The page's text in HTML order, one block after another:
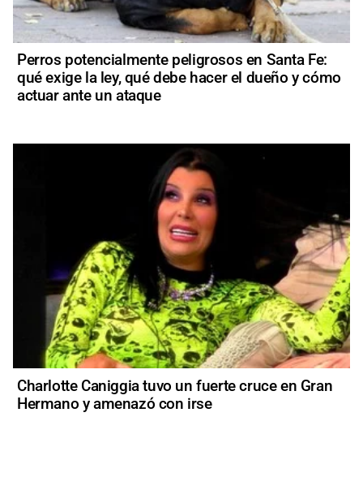
Perros potencialmente peligrosos en Santa Fe:
qué exige la ley, qué debe hacer el dueño y cómo
actuar ante un ataque
Charlotte Caniggia tuvo un fuerte cruce en Gran
Hermano y amenazó con irse